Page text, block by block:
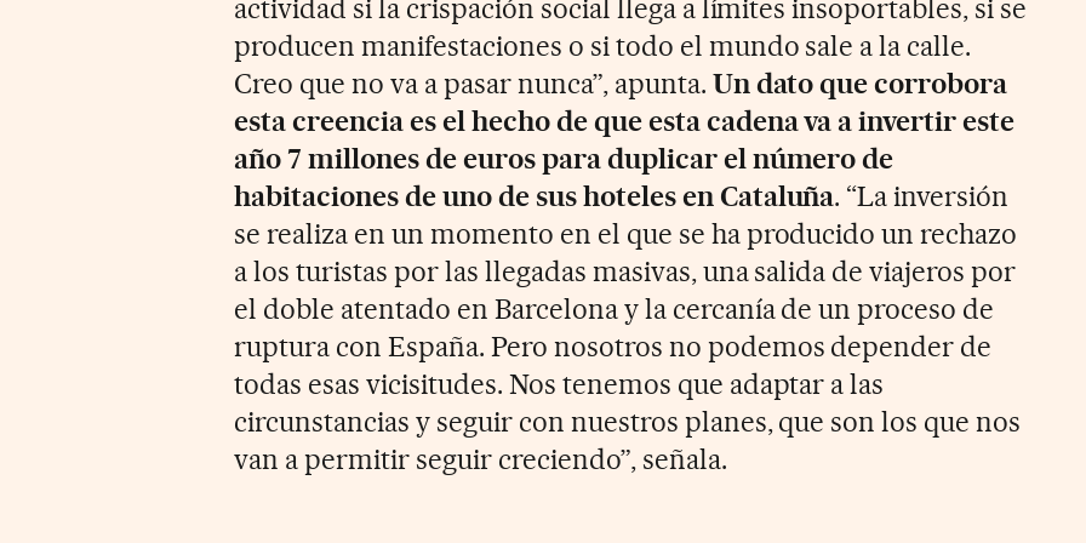
actividad si la crispación social llega a límites insoportables, si se
producen manifestaciones o si todo el mundo sale a la calle.
Creo que no va a pasar nunca”, apunta. Un dato que corrobora
esta creencia es el hecho de que esta cadena va a invertir este
año 7 millones de euros para duplicar el número de
habitaciones de uno de sus hoteles en Cataluña. “La inversión
se realiza en un momento en el que se ha producido un rechazo
a los turistas por las llegadas masivas, una salida de viajeros por
el doble atentado en Barcelona y la cercanía de un proceso de
ruptura con España. Pero nosotros no podemos depender de
todas esas vicisitudes. Nos tenemos que adaptar a las
circunstancias y seguir con nuestros planes, que son los que nos
van a permitir seguir creciendo”, señala.